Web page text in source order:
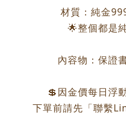
材質：純金
🌟整個都是
內容物：保證
💲因金價每日浮
下單前請先「聯繫